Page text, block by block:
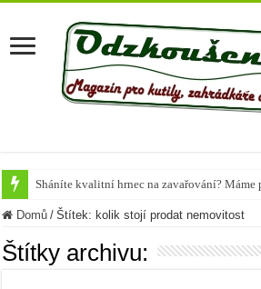
Sháníte kvalitní hrnec na zavařování? Máme
Krůta u společného stolu
Připravte si vánoční Chai Čaj
Domů / Štítek: kolik stojí prodat nemovitost
Štítky archivu: